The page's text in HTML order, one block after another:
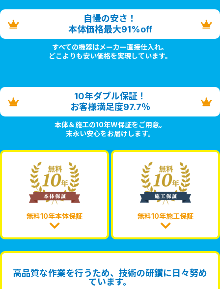
自慢の安さ！
本体価格最大91%off
すべての機器はメーカー直接仕入れ。
どこよりも安い価格を実現しています。
10年ダブル保証！
お客様満足度97.7％
本体＆施工の10年W保証をご用意。
末永い安心をお届けします。
無料10年本体保証 無料10年施工保証
高品質な作業を行うため、技術の研鑽に日々努め
ています。